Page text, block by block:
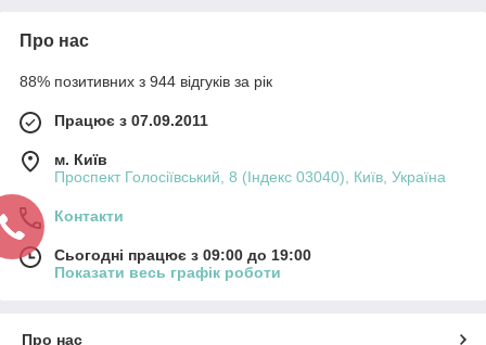
Про нас
88% позитивних з 944 відгуків за рік
Працює з 07.09.2011
м. Київ
Проспект Голосіївський, 8 (Індекс 03040), Київ, Україна
Контакти
Сьогодні працює з 09:00 до 19:00
Показати весь графік роботи
Про нас